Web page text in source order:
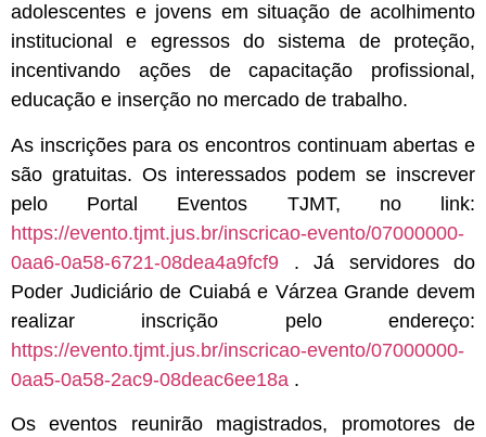
adolescentes e jovens em situação de acolhimento
institucional e egressos do sistema de proteção,
incentivando ações de capacitação profissional,
educação e inserção no mercado de trabalho.
As inscrições para os encontros continuam abertas e
são gratuitas. Os interessados podem se inscrever
pelo Portal Eventos TJMT, no link:
https://evento.tjmt.jus.br/inscricao-evento/07000000-
0aa6-0a58-6721-08dea4a9fcf9 . Já servidores do
Poder Judiciário de Cuiabá e Várzea Grande devem
realizar inscrição pelo endereço:
https://evento.tjmt.jus.br/inscricao-evento/07000000-
0aa5-0a58-2ac9-08deac6ee18a .
Os eventos reunirão magistrados, promotores de